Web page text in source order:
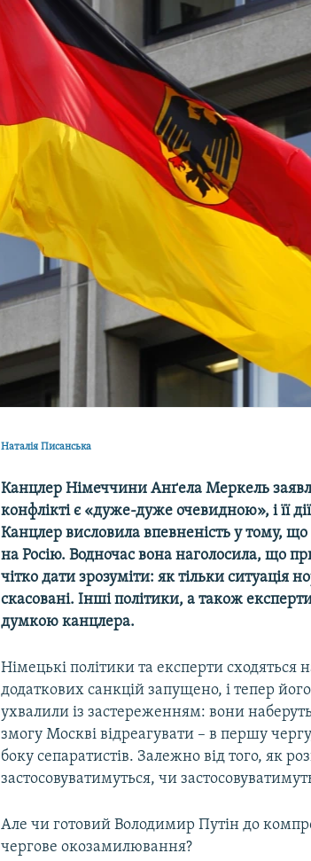
Наталія Писанська
Канцлер Німеччини Анґела Меркель
конфлікті є «дуже-дуже очевидною», і її
Канцлер висловила впевненість у тому,
на Росію. Водночас вона наголосила, що
чітко дати зрозуміти: як тільки ситуація
скасовані. Інші політики, а також
думкою канцлера.
Німецькі політики та експерти
додаткових санкцій запущено, і тепер
ухвалили із застереженням: вони
змогу Москві відреагувати – в першу
боку сепаратистів. Залежно від того, як
застосовуватимуться, чи
Але чи готовий Володимир Путін до
чергове окозамилювання?